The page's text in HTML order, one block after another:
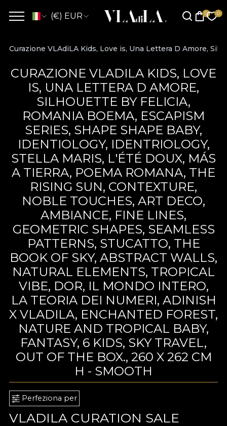
(€) EUR
Curazione VLAdiLA Kids, Love is, Una Lettera D Amore,
CURAZIONE VLADILA KIDS, LOVE
IS, UNA LETTERA D AMORE,
SILHOUETTE BY FELICIA,
ROMANIA BOEMA, ESCAPISM
SERIES, SHAPE SHAPE BABY,
IDENTIOLOGY, IDENTRIOLOGY,
STELLA MARIS, L'ÉTÉ DOUX, MÁS
A TIERRA, POEMA ROMANA, THE
RISING SUN, CONTEXTURE,
NOBLE TOUCHES, ART DECO,
AMBIANCE, FINE LINES,
GEOMETRIC SHAPES, SEAMLESS
PATTERNS, STUCATTO, THE
BOOK OF SKY, ABSTRACT WALLS,
NATURAL ELEMENTS, TROPICAL
VIBE, DOR, IL MONDO INTERO,
LA TEORIA DEI NUMERI, ADINISH
X VLADILA, ENCHANTED FOREST,
NATURE AND TROPICAL BABY,
FANTASY, 6 KIDS, SKY TRAVEL,
OUT OF THE BOX., 260 X 262 CM
H - SMOOTH
Perfeziona per
VLADILA CURATION SALE